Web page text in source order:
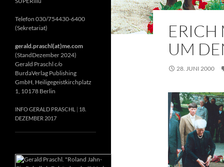
ERICH
UM
28. JUNI 2000
Telefon 030/754430-6400
(Sekretariat)
gerald.praschl(at)me.com
(StandDezember 2024)
Gerald Praschl c/o
BurdaVerlag Publishing
GmbH, Heiligegeistkirchplatz
1, 10178 Berlin
INFO GERALD PRASCHL
18.
DEZEMBER 2017